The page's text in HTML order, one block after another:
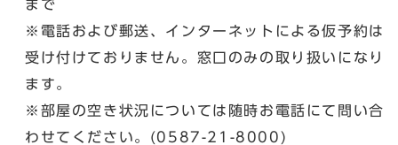
まで
※電話および郵送、インターネットによる仮予約は
受け付けておりません。窓口のみの取り扱いになり
ます。
※部屋の空き状況については随時お電話にて問い合
わせてください。(0587-21-8000)